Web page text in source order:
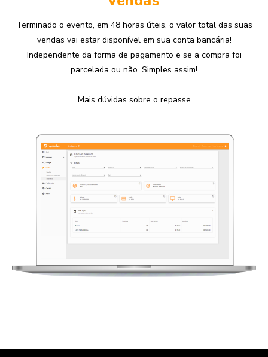
Terminado o evento, em 48 horas úteis, o valor total das suas
vendas vai estar disponível em sua conta bancária!
Independente da forma de pagamento e se a compra foi
parcelada ou não. Simples assim!
Mais dúvidas sobre o repasse